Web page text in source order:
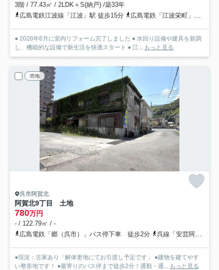
3階 / 77.43㎡ / 2LDK＋S(納戸) /築33年
広島電鉄江波線「江波」駅 徒歩15分
広島電鉄「江波栄町」バス停下車 徒歩2分
● 2026年6月に室内リフォーム完了しました ● 水回り設備や建具を新調
し、機能的な設備で新生活を快適スタート ● 江... もっと見る
売地
呉市阿賀北
阿賀北9丁目 土地
780万円
- / 122.79㎡ / -
広島電鉄「郷（呉市）」バス停下車 徒歩2分
呉線「安芸阿賀」駅 徒歩13分
●現況：古家あり「解体更地にてお引渡し予定です」 ●建物を建てやす
い整形地です！ ●最寄りのバス停まで徒歩2分！通勤・通... もっと見る